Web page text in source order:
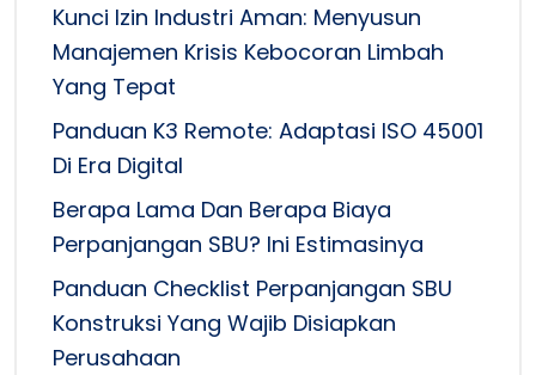
Kunci Izin Industri Aman: Menyusun
Manajemen Krisis Kebocoran Limbah
Yang Tepat
Panduan K3 Remote: Adaptasi ISO 45001
Di Era Digital
Berapa Lama Dan Berapa Biaya
Perpanjangan SBU? Ini Estimasinya
Panduan Checklist Perpanjangan SBU
Konstruksi Yang Wajib Disiapkan
Perusahaan